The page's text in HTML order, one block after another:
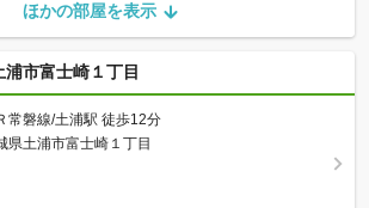
ほかの部屋を表示
浦市富士崎１丁目
常磐線/土浦駅 徒歩12分
県土浦市富士崎１丁目